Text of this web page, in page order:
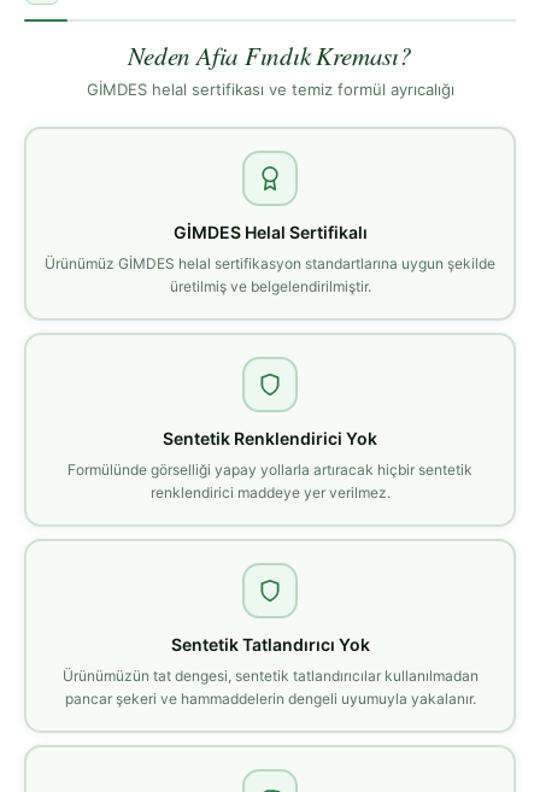
Neden Afia Fındık Kreması?
GİMDES helal sertifikası ve temiz formül ayrıcalığı
GİMDES Helal Sertifikalı
Ürünümüz GİMDES helal sertifikasyon standartlarına uygun şekilde
üretilmiş ve belgelendirilmiştir.
Sentetik Renklendirici Yok
Formülünde görselliği yapay yollarla artıracak hiçbir sentetik
renklendirici maddeye yer verilmez.
Sentetik Tatlandırıcı Yok
Ürünümüzün tat dengesi, sentetik tatlandırıcılar kullanılmadan
pancar şekeri ve hammaddelerin dengeli uyumuyla yakalanır.